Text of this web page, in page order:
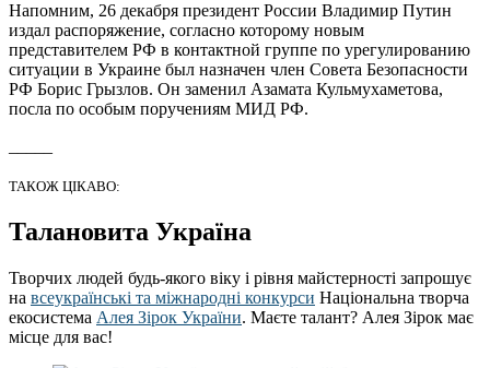
Напомним, 26 декабря президент России Владимир Путин
издал распоряжение, согласно которому новым
представителем РФ в контактной группе по урегулированию
ситуации в Украине был назначен член Совета Безопасности
РФ Борис Грызлов. Он заменил Азамата Кульмухаметова,
посла по особым поручениям МИД РФ.
ТАКОЖ ЦІКАВО:
Талановита Україна
Творчих людей будь-якого віку і рівня майстерності запрошує
на всеукраїнські та міжнародні конкурси Національна творча
екосистема Алея Зірок України. Маєте талант? Алея Зірок має
місце для вас!